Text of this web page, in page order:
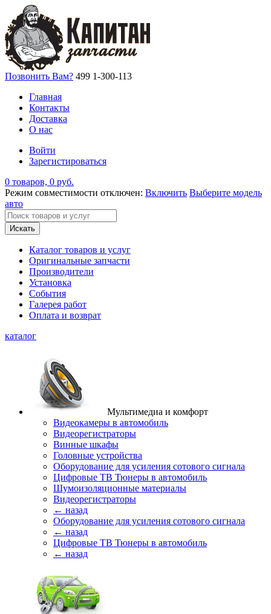
Позвонить Вам? 499 1-300-113
Главная
Контакты
Доставка
О нас
Войти
Зарегистироваться
0 товаров, 0 руб.
Режим совместимости отключен: Включить Выберите модель
авто
Искать
Каталог товаров и услуг
Оригинальные запчасти
Производители
Установка
События
Галерея работ
Оплата и возврат
каталог
Мультимедиа и комфорт
Видеокамеры в автомобиль
Видеорегистраторы
Винные шкафы
Головные устройства
Оборудование для усиления сотового сигнала
Цифровые ТВ Тюнеры в автомобиль
Шумоизоляционные материалы
Видеорегистраторы
← назад
Оборудование для усиления сотового сигнала
← назад
Цифровые ТВ Тюнеры в автомобиль
← назад